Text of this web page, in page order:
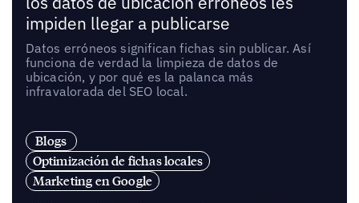
impiden llegar a publicarse
Datos erróneos significan fichas sin publicar. Así
funciona de verdad la limpieza de datos de
ubicación, y por qué es la palanca más
infravalorada del SEO local.
Blogs
Optimización de fichas locales
Marketing en Google